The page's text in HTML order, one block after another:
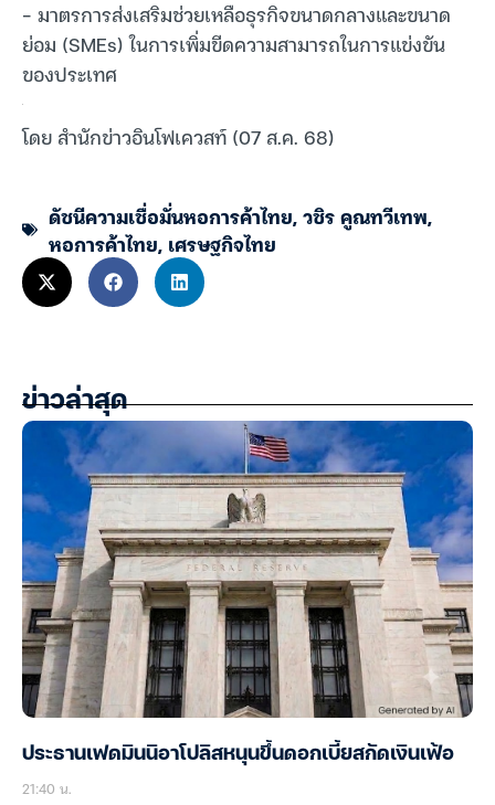
– มาตรการส่งเสริมช่วยเหลือธุรกิจขนาดกลางและขนาด
ย่อม (SMEs) ในการเพิ่มขีดความสามารถในการแข่งขัน
ของประเทศ
โดย สำนักข่าวอินโฟเควสท์ (07 ส.ค. 68)
ดัชนีความเชื่อมั่นหอการค้าไทย, วชิร คูณทวีเทพ,
หอการค้าไทย,เศรษฐกิจไทย
ข่าวล่าสุด